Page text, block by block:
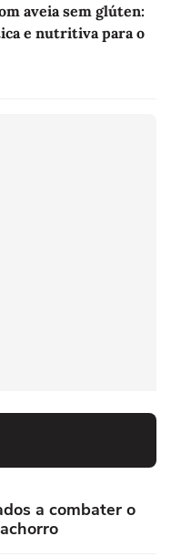
aveia sem glúten:
e nutritiva para o
a combater o